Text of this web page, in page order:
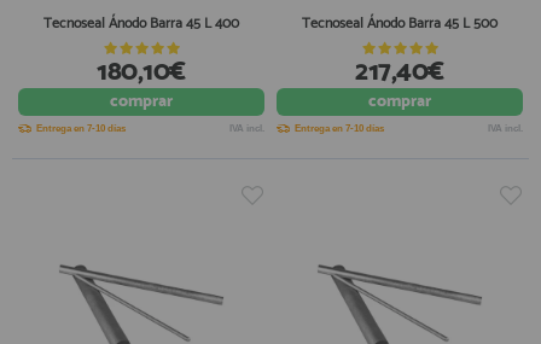
Tecnoseal Ánodo Barra 45 L 400
180,10€
comprar
Entrega en 7-10 días IVA incl.
Tecnoseal Ánodo Barra 45 L 500
217,40€
comprar
Entrega en 7-10 días IVA incl.